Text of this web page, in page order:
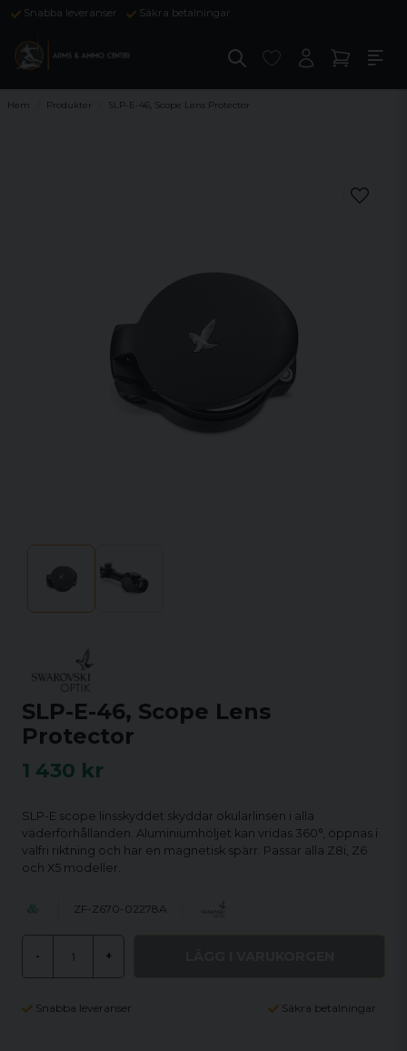
Snabba leveranser Säkra betalningar
Hem Produkter SLP-E-46, Scope Lens Protector
SLP-E-46, Scope Lens
Protector
1 430 kr
SLP-E scope linsskyddet skyddar okularlinsen i alla
väderförhållanden. Aluminiumhöljet kan vridas 360°, öppnas i
valfri riktning och har en magnetisk spärr. Passar alla Z8i, Z6
och X5 modeller.
ZF-Z670-02278A
- +
Snabba leveranser Säkra betalningar